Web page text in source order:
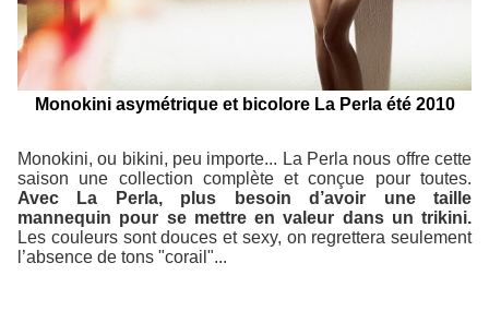
Monokini asymétrique et bicolore La Perla été 2010
Monokini, ou bikini, peu importe... La Perla nous offre cette
saison une collection complète et conçue pour toutes.
Avec La Perla, plus besoin d’avoir une taille
mannequin pour se mettre en valeur dans un trikini.
Les couleurs sont douces et sexy, on regrettera seulement
l’absence de tons "corail"...